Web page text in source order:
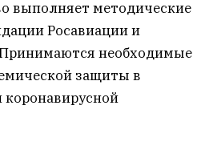
выполняет методические
Росавиации и
Принимаются необходимые
защиты в